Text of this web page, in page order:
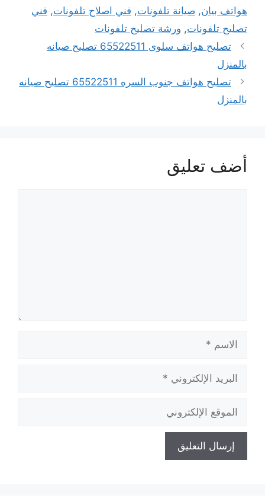
هواتف بيان, صيانة تلفونات, فني اصلاح تلفونات, فني
تصليح تلفونات, ورشة تصليح تلفونات
تصليح هواتف سلوى 65522511 تصليح صيانه
بالمنزل
تصليح هواتف جنوب السره 65522511 تصليح صيانه
بالمنزل
أضف تعليق
الاسم
البريد
الإلكتروني
الموقع
الإلكتروني